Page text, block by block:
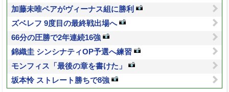
加藤未唯ペアがヴィーナス組に勝利
ズベレフ 9度目の最終戦出場へ
66分の圧勝で2年連続16強
錦織圭 シンシナティOP予選へ練習
モンフィス「最後の章を書けた」
坂本怜 ストレート勝ちで8強